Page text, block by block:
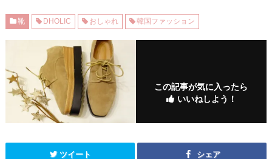
靴 DHOLIC おしゃれ 韓国ファッション
この記事が気に入ったら
いいねしよう！
ツイート シェア